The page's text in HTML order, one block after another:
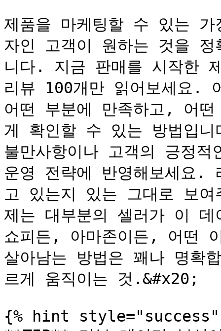
제품을 마케팅할 수 있는
자인 고객이 원하는 것을 정
니다. 지금 판매를 시작한
리뷰 100개만 읽어보세요.
어떤 부분에 만족하고, 어
게 확인할 수 있는 방법입
불만사항이나 고객의 긍정
운영 전략에 반영해보세요.
고 있는지 있는 그대로 보
제는 대부분의 셀러가 이
쇼피든, 아마존이든, 어떤
살아남는 방법은 꽤나 명확
르게 움직이는 것.&#x20;
{% hint style="success"